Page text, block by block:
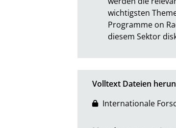
wichtigsten
Programme on
diesem Sektor
Volltext Dateien
Internationale